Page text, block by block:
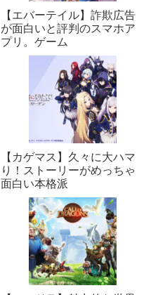
【エバーテイル】詐欺広告
が面白いと評判のスマホア
プリ。ゲーム
【カゲマス】久々に大ハマ
り！ストーリーがめっちゃ
面白い本格派